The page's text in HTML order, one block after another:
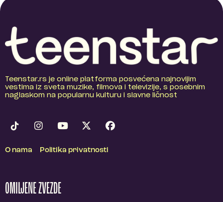
Teenstar.rs je online platforma posvećena najnovijim
vestima iz sveta muzike, filmova i televizije, s posebnim
naglaskom na popularnu kulturu i slavne ličnost
O nama Politika privatnosti
OMILJENE ZVEZDE